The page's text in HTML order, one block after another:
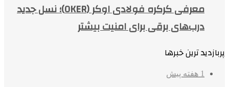
معرفی کرکره فولادی اوکر (OKER)؛ نسل جدید
درب‌های برقی برای امنیت بیشتر
پربازدید ترین خبرها
1 هفته پیش